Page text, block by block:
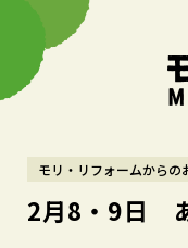
モリ・リフォームからの
2月8・9日